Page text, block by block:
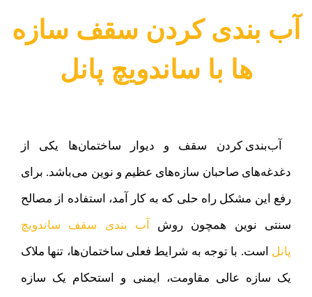
آب بندی کردن سقف سازه
ها با ساندویچ پانل
آب‌بندی کردن سقف و دیوار ساختمان‌ها یکی از
دغدغه‌های صاحبان سازه‌های عظیم و نوین می‌باشد. برای
رفع این مشکل راه حلی که به کار آمد، استفاده از مصالح
سنتی نوین همچون روش
آب بندی سقف ساندویچ
پانل است. با توجه به شرایط فعلی ساختمان‌ها، تنها ملاک
یک سازه عالی مقاومت، ایمنی و استحکام یک سازه